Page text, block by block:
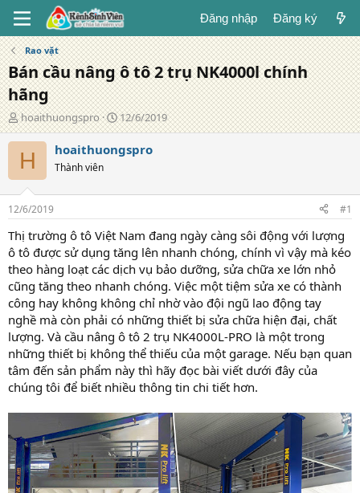
Đăng nhập Đăng ký
Rao vặt
Bán cầu nâng ô tô 2 trụ NK4000l chính
hãng
T
á
c
g
ả
hoaithuongspro
N
g
à
y
g
12/6/2019
H hoaithuongspro
Thành viên
12/6/2019 #1
Thị trường ô tô Việt Nam đang ngày càng sôi động với lượng
ô tô được sử dụng tăng lên nhanh chóng, chính vì vậy mà kéo
theo hàng loạt các dịch vụ bảo dưỡng, sửa chữa xe lớn nhỏ
cũng tăng theo nhanh chóng. Việc một tiệm sửa xe có thành
công hay không không chỉ nhờ vào đội ngũ lao động tay
nghề mà còn phải có những thiết bị sửa chữa hiện đại, chất
lượng. Và cầu nâng ô tô 2 trụ NK4000L-PRO là một trong
những thiết bị không thể thiếu của một garage. Nếu bạn quan
tâm đến sản phẩm này thì hãy đọc bài viết dưới đây của
chúng tôi để biết nhiều thông tin chi tiết hơn.